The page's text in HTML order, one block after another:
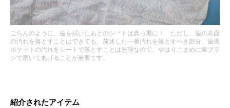
ごらんのように、歯を拭いたあとのシートは真っ黒に！ ただし、歯の表面
の汚れを落とすことはできても、前述した一番汚れを落とすべき部分、歯周
ポケットの汚れをシートで落とすことは無理なので、やはりこまめに歯ブラ
シで磨いてあげることが重要です。
紹介されたアイテム